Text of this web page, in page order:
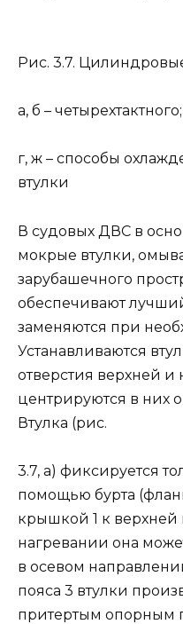
Рис. 3.7.
а, б –
г, ж – способы
втулки
В судовых ДВС в
мокрые втулки,
зарубашечного
обеспечивают
заменяются при
Устанавливаются
отверстия верхней
центрируются в них
Втулка (рис.
3.7, а) фиксируется
помощью бурта
крышкой 1 к верхней
нагревании она
в осевом
пояса 3 втулки
притертым опорным